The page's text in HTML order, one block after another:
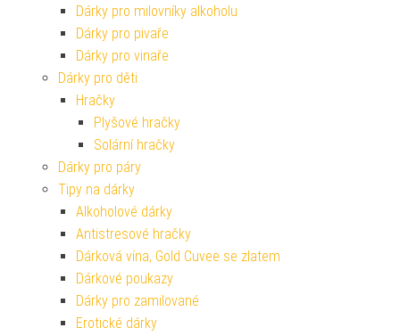
Dárky pro milovníky alkoholu
Dárky pro pivaře
Dárky pro vinaře
Dárky pro děti
Hračky
Plyšové hračky
Solární hračky
Dárky pro páry
Tipy na dárky
Alkoholové dárky
Antistresové hračky
Dárková vína, Gold Cuvee se zlatem
Dárkové poukazy
Dárky pro zamilované
Erotické dárky